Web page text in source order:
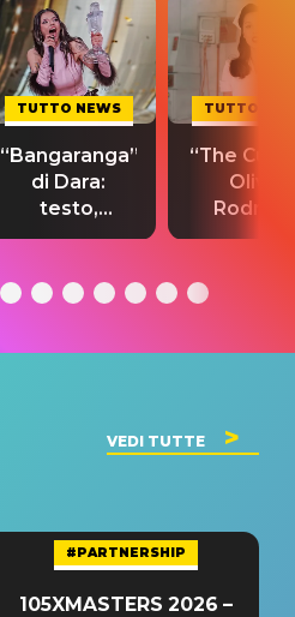
TUTTO NEWS
“Bangaranga”
di Dara:
testo,
traduzione e
del singolo
TUTTO
“The
Olivia
testo,
VEDI TUTTE
#PARTNERSHIP
105XMASTERS 2026 –